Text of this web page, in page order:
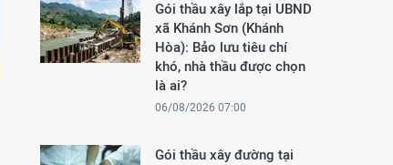
Gói thầu xây lắp tại UBND
xã Khánh Sơn (Khánh
Hòa): Bảo lưu tiêu chí
khó, nhà thầu được chọn
là ai?
06/08/2026 07:00
Gói thầu xây đường tại